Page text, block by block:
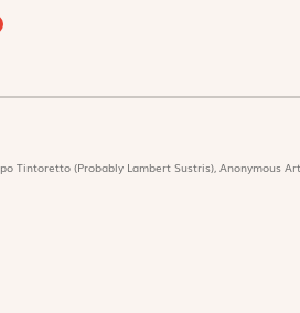
Tintoretto (Probably Lambert Sustris), Anonymous